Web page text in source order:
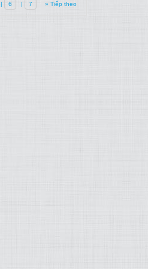
| 6 | 7 » Tiếp theo